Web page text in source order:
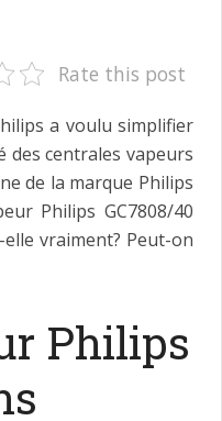
Rate this post
a voulu simplifier
des centrales vapeurs
de la marque Philips
Philips GC7808/40
vraiment? Peut-on
Philips